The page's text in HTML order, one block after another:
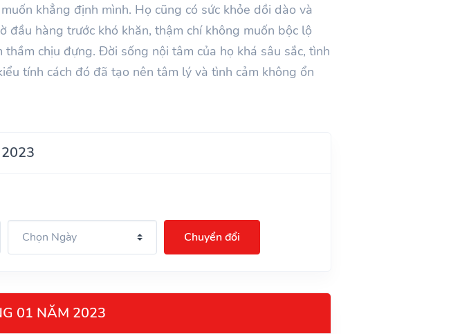
khẳng định mình. Họ cũng có sức khỏe dồi dào và
hàng trước khó khăn, thậm chí không muốn bộc lộ
chịu đựng. Đời sống nội tâm của họ khá sâu sắc, tình
tính cách đó đã tạo nên tâm lý và tình cảm không ổn
Chuyển đổi
01 NĂM 2023